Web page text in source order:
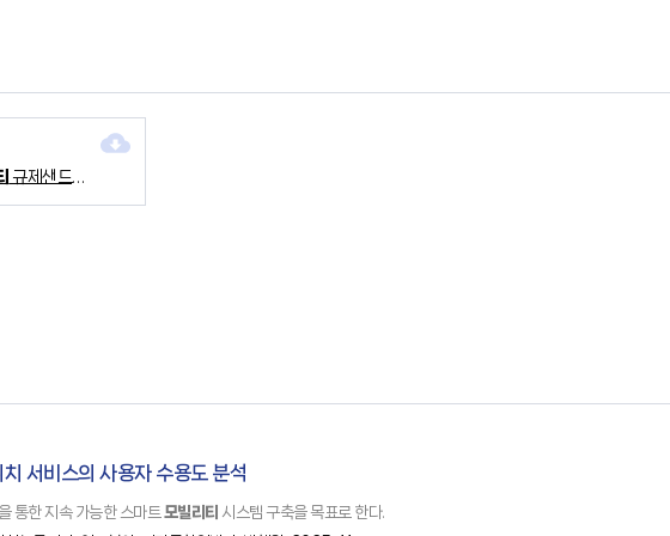
규제샌드박스 수도권 설명회 안내 및 신청서 (1).hwp
서비스의 사용자 수용도 분석
통한 지속 가능한 스마트 모빌리티 시스템 구축을 목표로 한다.